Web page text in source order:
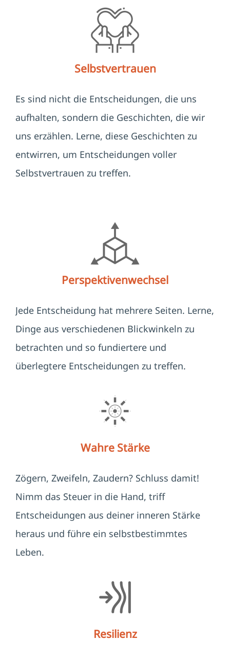
Selbstvertrauen
Es sind nicht die Entscheidungen, die uns
aufhalten, sondern die Geschichten, die wir
uns erzählen. Lerne, diese Geschichten zu
entwirren, um Entscheidungen voller
Selbstvertrauen zu treffen.
Perspektivenwechsel
Jede Entscheidung hat mehrere Seiten. Lerne,
Dinge aus verschiedenen Blickwinkeln zu
betrachten und so fundiertere und
überlegtere Entscheidungen zu treffen.
Wahre Stärke
Zögern, Zweifeln, Zaudern? Schluss damit!
Nimm das Steuer in die Hand, triff
Entscheidungen aus deiner inneren Stärke
heraus und führe ein selbstbestimmtes
Leben.
Resilienz